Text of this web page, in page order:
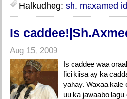
Halkudheg: sh. maxamed
Is
Aug 15, 2009
Is caddee waa
ficilkiisa ay ka
yahay. Waxaa kale
uu ka jawaabo